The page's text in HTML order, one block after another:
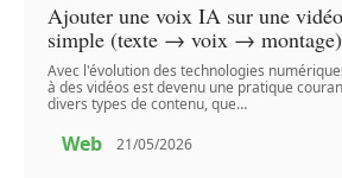
Ajouter une voix IA sur une
simple (texte → voix → montage)
Avec l'évolution des technologies
à des vidéos est devenu une pratique
divers types de contenu, que…
Web 21/05/2026